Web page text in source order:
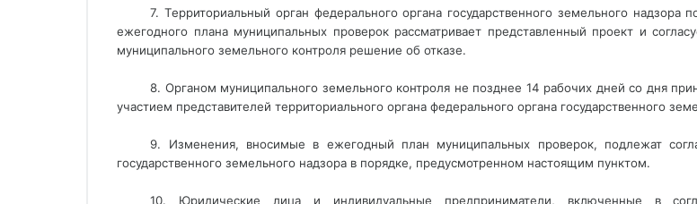
7. Территориальный орган федерального органа государственного земельного
ежегодного плана муниципальных проверок рассматривает представленный проект и
муниципального земельного контроля решение об отказе.
8. Органом муниципального земельного контроля не позднее 14 рабочих дней со дня
участием представителей территориального органа федерального органа государственного
9. Изменения, вносимые в ежегодный план муниципальных проверок, подлежат
государственного земельного надзора в порядке, предусмотренном настоящим пунктом.
10. Юридические лица и индивидуальные предприниматели, включенные в